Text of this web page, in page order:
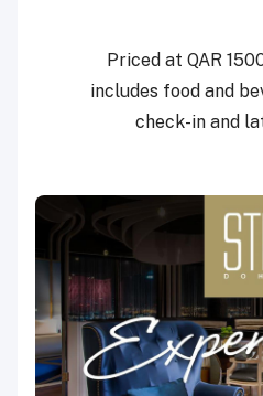
Priced at QAR
includes food and
check-in and